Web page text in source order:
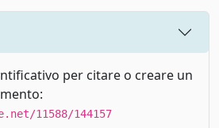
per citare o creare un
11588/144157